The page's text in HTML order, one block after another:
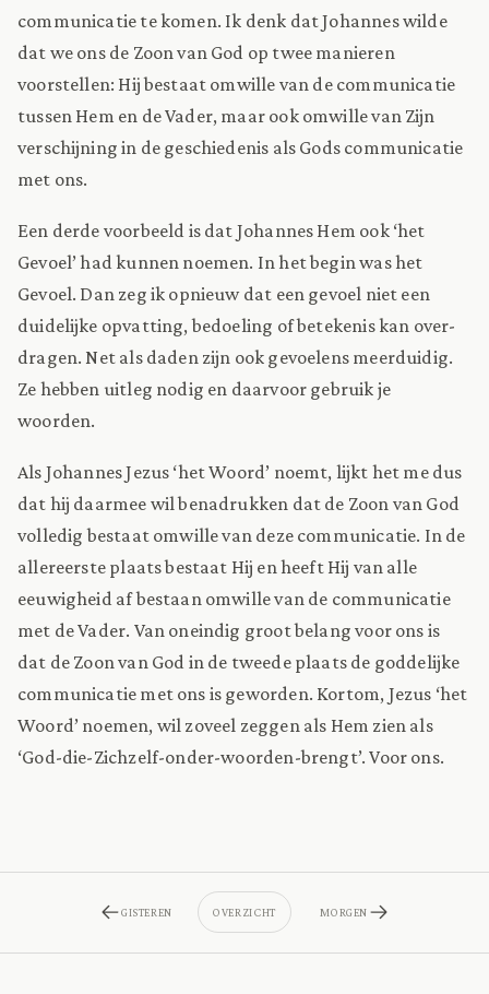
communicatie te komen. Ik denk dat Johannes wilde
dat we ons de Zoon van God op twee manieren
voorstellen: Hij bestaat omwille van de communicatie
tussen Hem en de Vader, maar ook omwille van Zijn
verschijning in de geschiedenis als Gods communicatie
met ons.
Een derde voorbeeld is dat Johannes Hem ook ‘het
Gevoel’ had kunnen noemen. In het begin was het
Gevoel. Dan zeg ik opnieuw dat een gevoel niet een
duidelijke opvatting, bedoeling of betekenis kan over-
dragen. Net als daden zijn ook gevoelens meerduidig.
Ze hebben uitleg nodig en daarvoor gebruik je
woorden.
Als Johannes Jezus ‘het Woord’ noemt, lijkt het me dus
dat hij daarmee wil benadrukken dat de Zoon van God
volledig bestaat omwille van deze communicatie. In de
allereerste plaats bestaat Hij en heeft Hij van alle
eeuwigheid af bestaan omwille van de communicatie
met de Vader. Van oneindig groot belang voor ons is
dat de Zoon van God in de tweede plaats de goddelijke
communicatie met ons is geworden. Kortom, Jezus ‘het
Woord’ noemen, wil zoveel zeggen als Hem zien als
‘God-die-Zichzelf-onder-woorden-brengt’. Voor ons.
GISTEREN OVERZICHT MORGEN